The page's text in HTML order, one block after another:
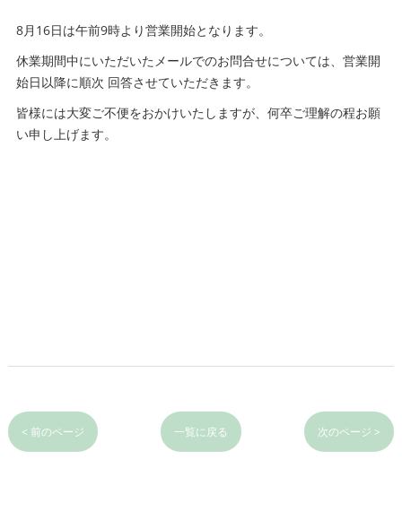
8月16日は午前9時より営業開始となります。
休業期間中にいただいたメールでのお問合せについては、営業開
始日以降に順次 回答させていただきます。
皆様には大変ご不便をおかけいたしますが、何卒ご理解の程お願
い申し上げます。
< 前のページ 一覧に戻る 次のページ >